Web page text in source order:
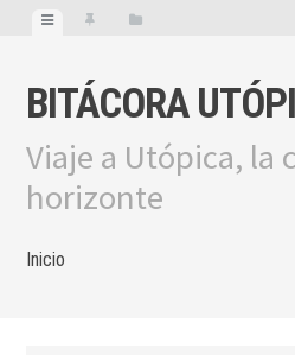
BITÁCORA
Viaje a Utópica, la
horizonte
Inicio